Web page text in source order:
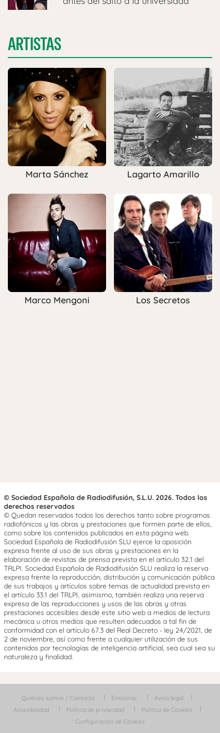
ARTISTAS
Marta Sánchez Lagarto Amarillo
Marco Mengoni Los Secretos
© Sociedad Española de Radiodifusión, S.L.U. 2026. Todos los
derechos reservados
© Quedan reservados todos los derechos tanto sobre programas
radiofónicos y las obras y prestaciones que formen parte de ellos,
como sobre los contenidos publicados en esta página web.
Sociedad Española de Radiodifusión SLU ejerce la oposición
expresa frente al uso de sus obras y prestaciones en la
elaboración de revistas de prensa prevista en el artículo 32.1 del
TRLPI. Sociedad Española de Radiodifusión SLU realiza la reserva
expresa frente la reproducción, distribución y comunicación pública
de sus trabajos y artículos sobre temas de actualidad prevista en
el artículo 33.1 del TRLPI, asimismo, también realiza una reserva
expresa de las reproducciones y usos de las obras y otras
prestaciones accesibles desde este sitio web a medios de lectura
mecánica u otros medios que resulten adecuados a tal fin de
conformidad con el artículo 67.3 del Real Decreto - ley 24/2021, de
2 de noviembre, así como frente a cualquier utilización de sus
contenidos por tecnologías de inteligencia artificial, sea cual sea su
naturaleza y finalidad.
Quiénes somos / Contacta Emisoras
Aviso legal
Accesibilidad
Política de privacidad
Política de Cookies
Configuración de Cookies